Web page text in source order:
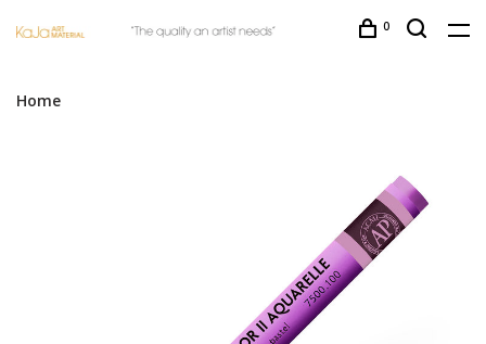
0
Home